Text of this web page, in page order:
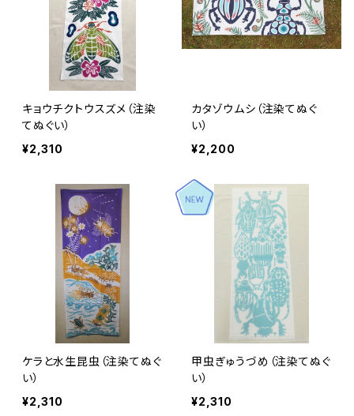
キョウチクトウスズメ（注染
てぬぐい）
¥2,310
カタゾウムシ（注染てぬぐ
い）
¥2,200
ケラと水生昆虫（注染てぬぐ
い）
¥2,310
甲虫ぎゅうづめ（注染てぬぐ
い）
¥2,310